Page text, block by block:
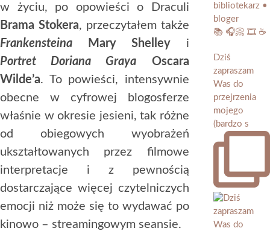
w życiu, po opowieści o Draculi
Brama Stokera, przeczytałem także
Frankensteina
Mary Shelley i
Portret Doriana Graya
Oscara
Wilde’a. To powieści, intensywnie
obecne w cyfrowej blogosferze
właśnie w okresie jesieni, tak różne
od obiegowych wyobrażeń
ukształtowanych przez filmowe
interpretacje i z pewnością
dostarczające więcej czytelniczych
emocji niż może się to wydawać po
kinowo – streamingowym seansie.
bibliotekarz •
bloger
📚 🎧📀 🎞️ ☕️
Dziś
zapraszam
Was do
przejrzenia
mojego
(bardzo s